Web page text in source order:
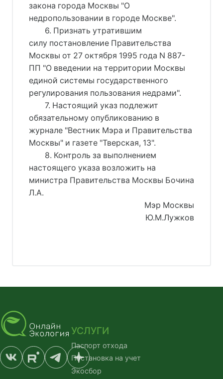
закона города Москвы "О
недропользовании в городе Москве".
6. Признать утратившим
силу постановление Правительства
Москвы от 27 октября 1995 года N 887-
ПП "О введении на территории Москвы
единой системы государственного
регулирования пользования недрами".
7. Настоящий указ подлежит
обязательному опубликованию в
журнале "Вестник Мэра и Правительства
Москвы" и газете "Тверская, 13".
8. Контроль за выполнением
настоящего указа возложить на
министра Правительства Москвы Бочина
Л.А.
Мэр Москвы
Ю.М.Лужков
УСЛУГИ
Паспорт отхода
Постановка на учет
Экосбор